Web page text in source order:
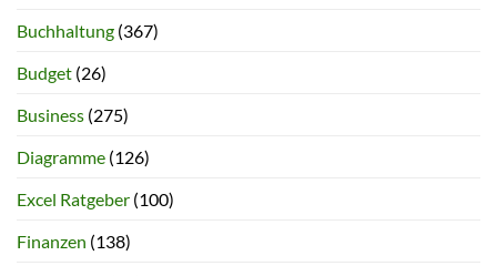
Buchhaltung (367)
Budget (26)
Business (275)
Diagramme (126)
Excel Ratgeber (100)
Finanzen (138)